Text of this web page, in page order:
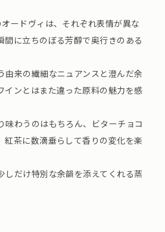
ードヴィは、それぞれ表情が異な
間に立ちのぼる芳醇で奥行きのある
由来の繊細なニュアンスと澄んだ余
インとはまた違った原料の魅力を感
味わうのはもちろん、ビターチョコ
紅茶に数滴垂らして香りの変化を楽
しだけ特別な余韻を添えてくれる蒸